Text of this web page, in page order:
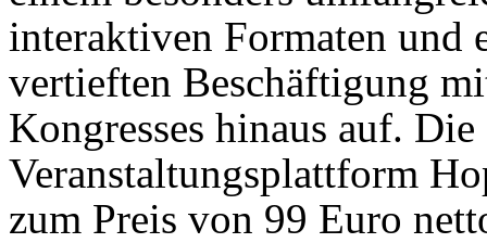
interaktiven Formaten und
vertieften Beschäftigung
Kongresses hinaus auf.
Veranstaltungsplattform
zum Preis von 99 Euro